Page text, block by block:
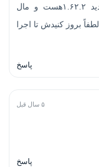
سلام نسخه جدید رو قرار بدید نسخه جدید ۱.۶۲.۲هست و مال
۱۴۰۰/۳/۱۸ ولی این نسخه ماله ۱۴۰۰/۲/۱۸ لطفاً بروز کنیدش تا اجرا
پاسخ
۵ سال قبل
پاسخ